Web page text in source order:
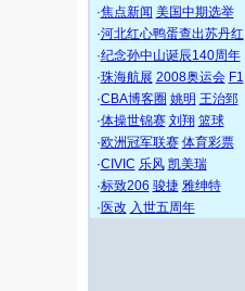
·焦点新闻 美国中期选举
·河北红心鸭蛋查出苏丹红
·纪念孙中山诞辰140周年
·珠海航展 2008奥运会 F1
·CBA博客圈 姚明 王治郅
·体操世锦赛 刘翔 篮球
·欧洲冠军联赛 体育彩票
·CIVIC 乐风 凯美瑞
·标致206 骏捷 雅绅特
· 医改 入世五周年